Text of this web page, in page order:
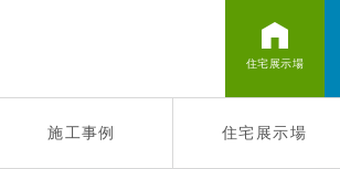
住宅展示場
施工事例 住宅展示場